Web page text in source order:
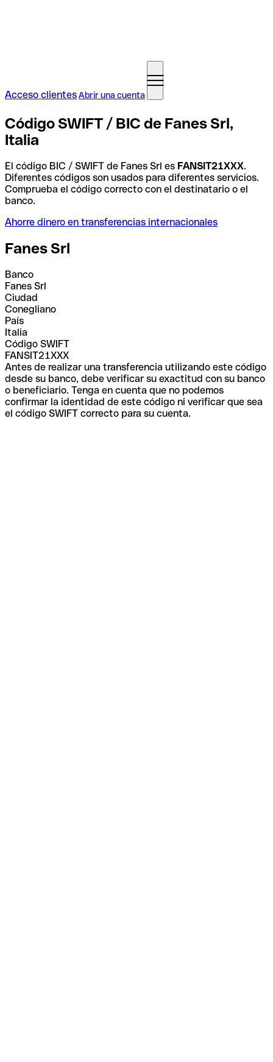
Acceso clientesAbrir una cuenta
Código SWIFT / BIC de Fanes Srl,
Italia
El código BIC / SWIFT de Fanes Srl es FANSIT21XXX.
Diferentes códigos son usados para diferentes servicios.
Comprueba el código correcto con el destinatario o el
banco.
Ahorre dinero en transferencias internacionales
Fanes Srl
Banco
Fanes Srl
Ciudad
Conegliano
País
Italia
Código SWIFT
FANSIT21XXX
Antes de realizar una transferencia utilizando este código
desde su banco, debe verificar su exactitud con su banco
o beneficiario. Tenga en cuenta que no podemos
confirmar la identidad de este código ni verificar que sea
el código SWIFT correcto para su cuenta.